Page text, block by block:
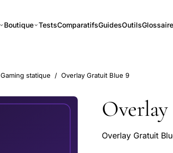
Boutique TestsComparatifsGuidesOutilsGlossaire
Gaming statique / Overlay Gratuit Blue 9
Overlay Gratuit